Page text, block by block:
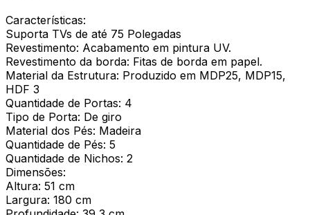
Características:
Suporta TVs de até 75 Polegadas
Revestimento: Acabamento em pintura UV.
Revestimento da borda: Fitas de borda em papel.
Material da Estrutura: Produzido em MDP25, MDP15,
HDF 3
Quantidade de Portas: 4
Tipo de Porta: De giro
Material dos Pés: Madeira
Quantidade de Pés: 5
Quantidade de Nichos: 2
Dimensões:
Altura: 51 cm
Largura: 180 cm